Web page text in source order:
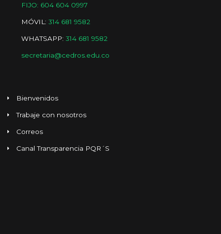
FIJO: 604 604 0997
MÓVIL: 314 681 9582
WHATSAPP: 314 681 9582
secretaria@cedros.edu.co
Bienvenidos
Trabaje con nosotros
Correos
Canal Transparencia PQR´S